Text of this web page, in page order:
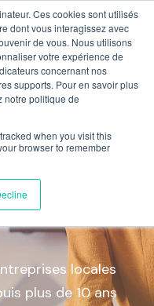
Ces cookies sont utilisés
dont vous interagissez avec
de vous. Nous utilisons
votre expérience de
concernant nos
supports. Pour en savoir plus
notre politique de
when you visit this
browser to remember
local
locales
plus de 10 ans